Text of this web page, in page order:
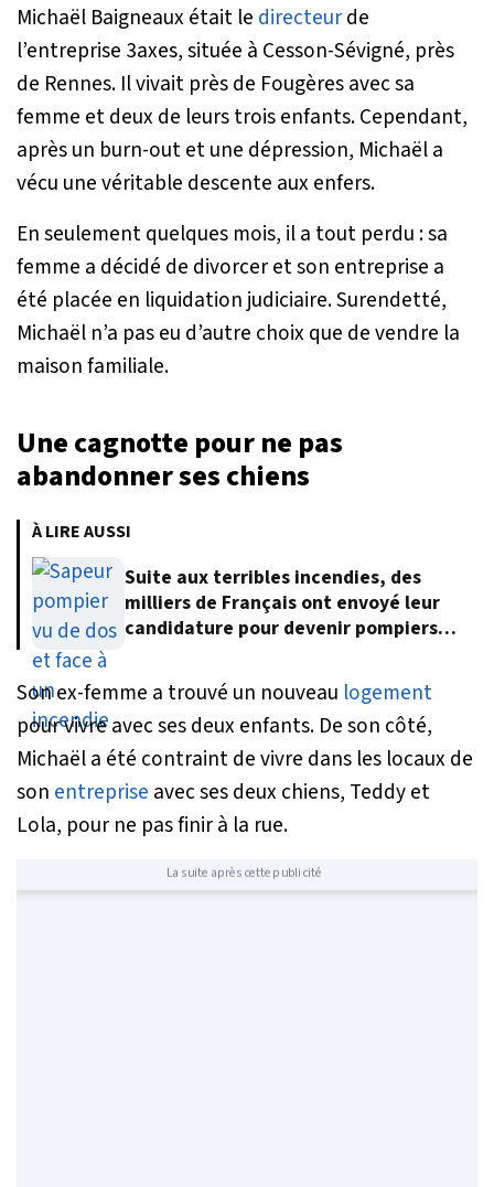
Michaël Baigneaux était le directeurde
l’entreprise 3axes, située à Cesson-Sévigné, près
de Rennes. Il vivait près de Fougères avec sa
femme et deux de leurs trois enfants. Cependant,
après un burn-out et une dépression, Michaël a
vécu une véritable descente aux enfers.
En seulement quelques mois, il a tout perdu : sa
femme a décidé de divorcer et son entreprise a
été placée en liquidation judiciaire. Surendetté,
Michaël n’a pas eu d’autre choix que de vendre la
maison familiale.
Une cagnotte pour ne pas
abandonner ses chiens
À LIRE AUSSI
Suite aux terribles incendies, des
milliers de Français ont envoyé leur
candidature pour devenir pompiers
Son ex-femme a trouvé un nouveau logement
pour vivre avec ses deux enfants. De son côté,
Michaël a été contraint de vivre dans les locaux de
son entreprise avec ses deux chiens, Teddy et
Lola, pour ne pas finir à la rue.
La suite après cette publicité